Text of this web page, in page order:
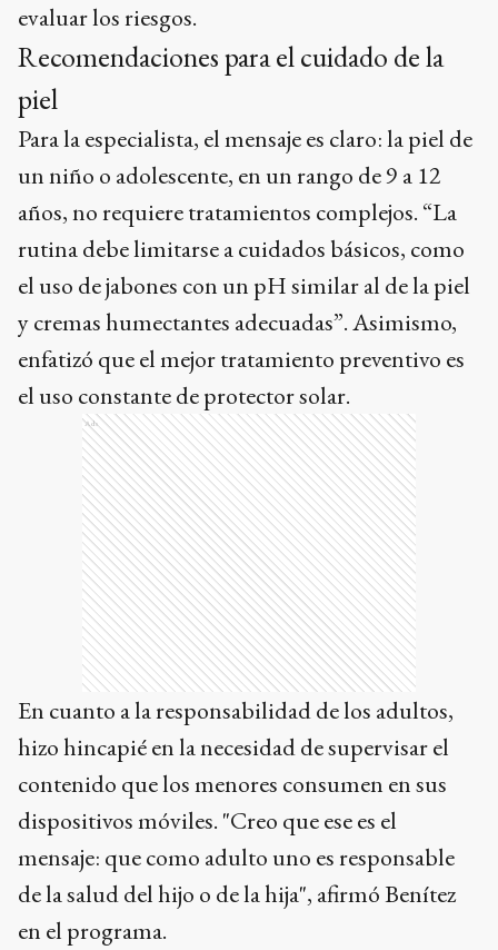
evaluar los riesgos.
Recomendaciones para el cuidado de la
piel
Para la especialista, el mensaje es claro: la piel de
un niño o adolescente, en un rango de 9 a 12
años, no requiere tratamientos complejos. “La
rutina debe limitarse a cuidados básicos, como
el uso de jabones con un pH similar al de la piel
y cremas humectantes adecuadas”. Asimismo,
enfatizó que el mejor tratamiento preventivo es
el uso constante de protector solar.
Ads
En cuanto a la responsabilidad de los adultos,
hizo hincapié en la necesidad de supervisar el
contenido que los menores consumen en sus
dispositivos móviles. "Creo que ese es el
mensaje: que como adulto uno es responsable
de la salud del hijo o de la hija", afirmó Benítez
en el programa.